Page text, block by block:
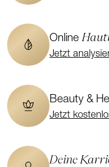
Online
Jetzt
Beauty &
Jetzt
Deine